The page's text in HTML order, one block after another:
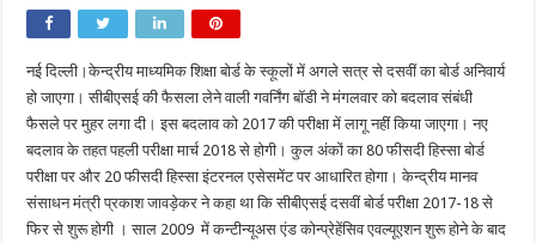
बोर्ड
परीक्षा
होगी
अनिवार्य
नई दिल्ली।केन्द्रीय माध्यमिक शिक्षा बोर्ड के स्कूलों में अगले सत्र से दसवीं का बोर्ड अनिवार्य
हो जाएगा। सीबीएसई की फैसला लेने वाली गवर्निंग बॉडी ने मंगलवार को बदलाव संबंधी
फैसले पर मुहर लगा दी। इस बदलाव को 2017 की परीक्षा में लागू नहीं किया जाएगा। नए
बदलाव के तहत पहली परीक्षा मार्च 2018 से होगी। कुल अंकों का 80 फीसदी हिस्सा बोर्ड
परीक्षा पर और 20 फीसदी हिस्सा इंटरनल एसेसमेंट पर आधारित होगा। केन्द्रीय मानव
संसाधन मंत्री प्रकाश जावड़ेकर ने कहा था कि सीबीएसई दसवीं बोर्ड परीक्षा 2017-18 से
फिर से शुरू होगी । साल 2009 में कन्टीन्यूअस एंड कोन्प्रेहेंसिव एवल्यूएशन शुरू होने के बाद